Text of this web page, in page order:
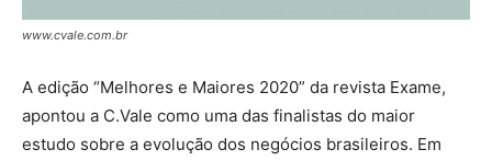
www.cvale.com.br
A edição “Melhores e Maiores 2020” da revista Exame,
apontou a C.Vale como uma das finalistas do maior
estudo sobre a evolução dos negócios brasileiros. Em